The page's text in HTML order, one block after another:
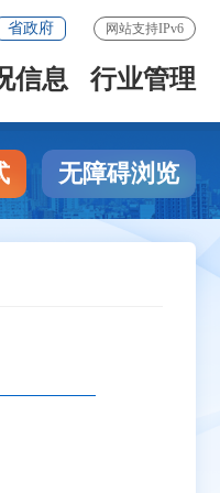
网站支持IPv6
省政府
信息 行业管理
无障碍浏览